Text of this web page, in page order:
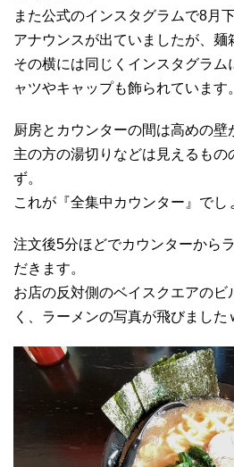
また公式のインスタグラムで8月
アナウンスが出ていましたが、麺
その横には同じくインスタグラム
ャツやキャップも飾られています。
厨房とカウンターの間は高めの
主の方の湯切りなどは見えるもの
ず。
これが『全集中カウンター』でし
注文後5分ほどでカウンターから
だきます。
お店の反対側のベイスクエアのビ
く、ラーメンの写真が飛びました